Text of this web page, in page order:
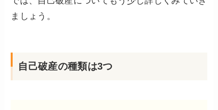
ましょう。
自己破産の種類は3つ